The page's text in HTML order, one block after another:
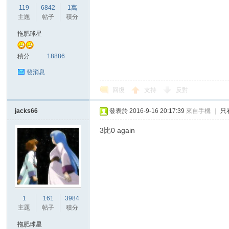
119
主題
6842
帖子
1萬
積分
拖肥球星
積分 18886
發消息
回復 支持 反對
jacks66
1
主題
161
帖子
3984
積分
拖肥球星
發表於 2016-9-16 20:17:39 來自手機 只
3比0 again